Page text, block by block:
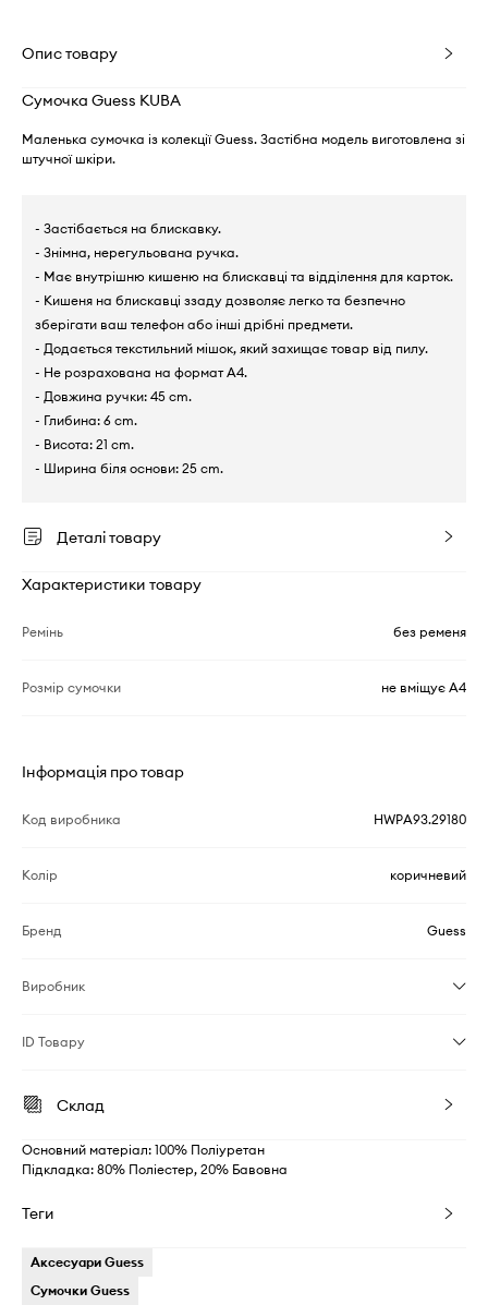
Опис товару
Сумочка Guess KUBA
Маленька сумочка із колекції Guess. Застібна модель виготовлена зі
штучної шкіри.
- Застібається на блискавку.
- Знімна, нерегульована ручка.
- Має внутрішню кишеню на блискавці та відділення для карток.
- Кишеня на блискавці ззаду дозволяє легко та безпечно
зберігати ваш телефон або інші дрібні предмети.
- Додається текстильний мішок, який захищає товар від пилу.
- Не розрахована на формат А4.
- Довжина ручки: 45 cm.
- Глибина: 6 cm.
- Висота: 21 cm.
- Ширина біля основи: 25 cm.
Деталі товару
Характеристики товару
Ремінь без ременя
Розмір сумочки не вміщує А4
Інформація про товар
Код виробника HWPA93.29180
Колір коричневий
Бренд Guess
Виробник
ID Товару
Склад
Основний матеріал: 100% Поліуретан
Підкладка: 80% Поліестер, 20% Бавовна
Теги
Аксесуари Guess
Сумочки Guess